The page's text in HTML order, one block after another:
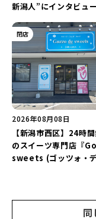
新潟人”にインタビュ
トグラファー」など要
♪
閉店
2026年08月08日
【新潟市西区】24時
のスイーツ専門店『
sweets (ゴッツォ・
同